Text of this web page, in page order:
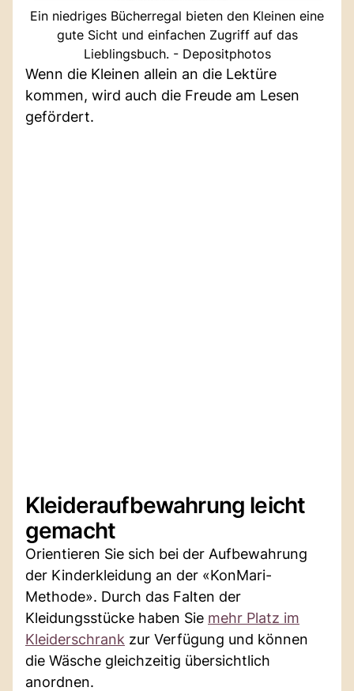
Ein niedriges Bücherregal bieten den Kleinen eine
gute Sicht und einfachen Zugriff auf das
Lieblingsbuch. - Depositphotos
Wenn die Kleinen allein an die Lektüre
kommen, wird auch die Freude am Lesen
gefördert.
Kleideraufbewahrung leicht
gemacht
Orientieren Sie sich bei der Aufbewahrung
der Kinderkleidung an der «KonMari-
Methode». Durch das Falten der
Kleidungsstücke haben Sie mehr Platz im
Kleiderschrank zur Verfügung und können
die Wäsche gleichzeitig übersichtlich
anordnen.